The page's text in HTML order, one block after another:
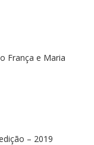
França e Maria
– 2019